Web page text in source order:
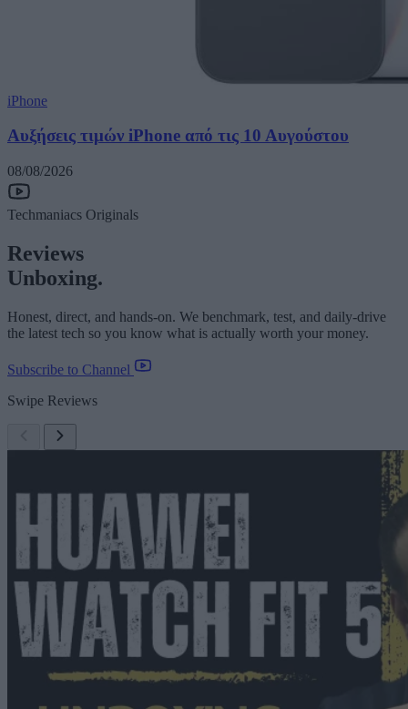
iPhone
Αυξήσεις τιμών iPhone από τις 10 Αυγούστου
08/08/2026
Techmaniacs Originals
Reviews
Unboxing.
Honest, direct, and hands-on. We benchmark, test, and daily-drive
the latest tech so you know what is actually worth your money.
Subscribe to Channel
Swipe Reviews